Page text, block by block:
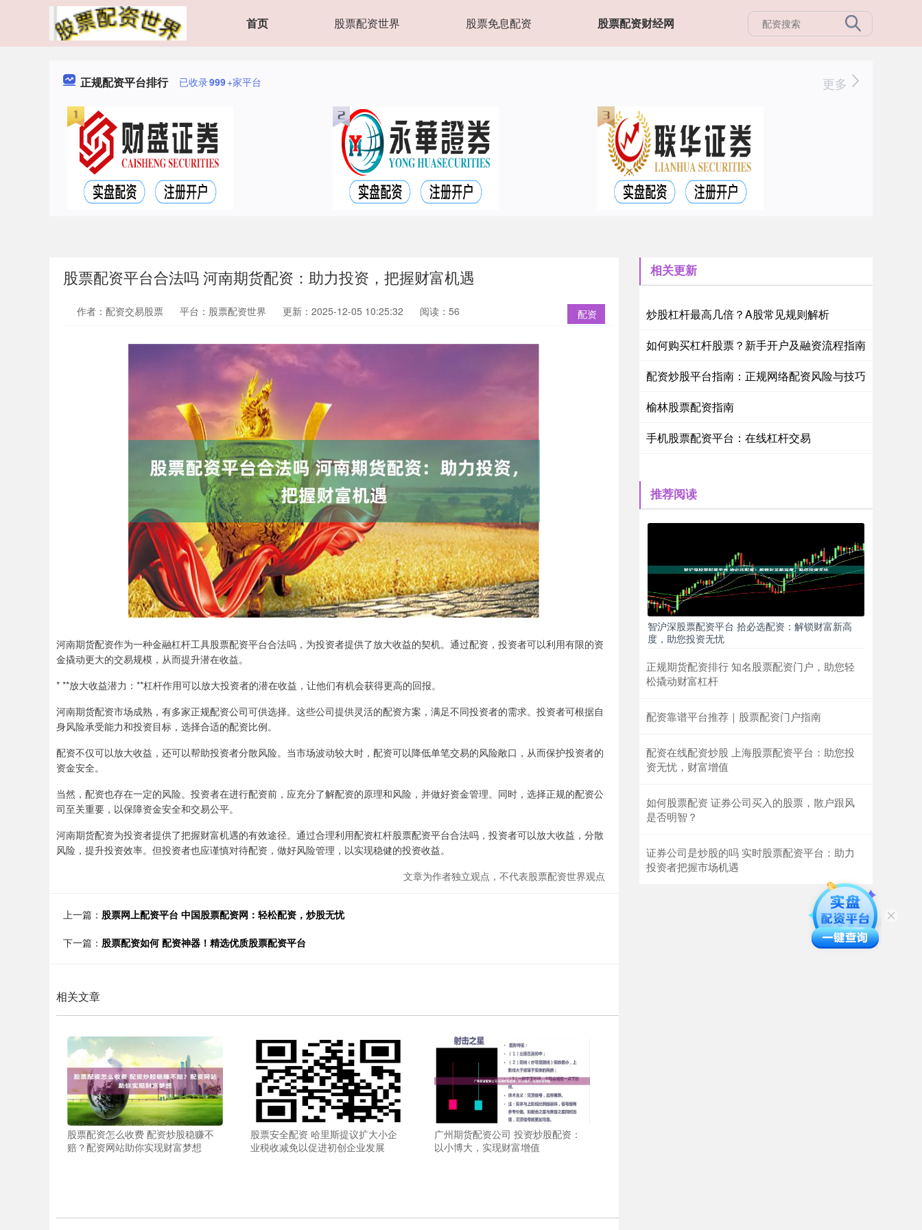
首页 股票配资世界 股票免息配资 股票配资财经网
正规配资平台排行 已收录999+家平台 更多
股票配资平台合法吗 河南期货配资：助力投资，把握财富机遇
配资
作者：配资交易股票 平台：股票配资世界 更新：2025-12-05 10:25:32 阅读：56
河南期货配资作为一种金融杠杆工具股票配资平台合法吗，为投资者提供了放大收益的契机。通过配资，投资者可以利用有限的资
金撬动更大的交易规模，从而提升潜在收益。
* **放大收益潜力：**杠杆作用可以放大投资者的潜在收益，让他们有机会获得更高的回报。
河南期货配资市场成熟，有多家正规配资公司可供选择。这些公司提供灵活的配资方案，满足不同投资者的需求。投资者可根据自
身风险承受能力和投资目标，选择合适的配资比例。
配资不仅可以放大收益，还可以帮助投资者分散风险。当市场波动较大时，配资可以降低单笔交易的风险敞口，从而保护投资者的
资金安全。
当然，配资也存在一定的风险。投资者在进行配资前，应充分了解配资的原理和风险，并做好资金管理。同时，选择正规的配资公
司至关重要，以保障资金安全和交易公平。
河南期货配资为投资者提供了把握财富机遇的有效途径。通过合理利用配资杠杆股票配资平台合法吗，投资者可以放大收益，分散
风险，提升投资效率。但投资者也应谨慎对待配资，做好风险管理，以实现稳健的投资收益。
文章为作者独立观点，不代表股票配资世界观点
上一篇： 股票网上配资平台 中国股票配资网：轻松配资，炒股无忧
下一篇： 股票配资如何 配资神器！精选优质股票配资平台
相关文章
股票配资怎么收费 配资炒股稳赚不
赔？配资网站助你实现财富梦想
股票安全配资 哈里斯提议扩大小企
业税收减免以促进初创企业发展
广州期货配资公司 投资炒股配资：
以小博大，实现财富增值
相关更新
炒股杠杆最高几倍？A股常见规则解析
如何购买杠杆股票？新手开户及融资流程指南
配资炒股平台指南：正规网络配资风险与技巧
榆林股票配资指南
手机股票配资平台：在线杠杆交易
推荐阅读
智沪深股票配资平台 拾必选配资：解锁财富新高
度，助您投资无忧
正规期货配资排行 知名股票配资门户，助您轻
松撬动财富杠杆
配资靠谱平台推荐｜股票配资门户指南
配资在线配资炒股 上海股票配资平台：助您投
资无忧，财富增值
如何股票配资 证券公司买入的股票，散户跟风
是否明智？
证券公司是炒股的吗 实时股票配资平台：助力
投资者把握市场机遇